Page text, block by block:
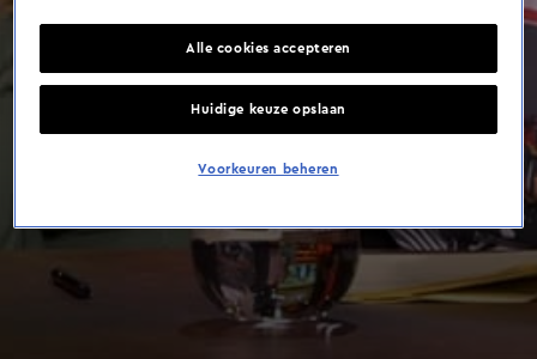
Alle cookies accepteren
Huidige keuze opslaan
Voorkeuren beheren